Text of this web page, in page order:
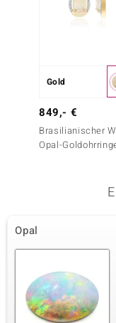
Gold
849,- €
Brasilianischer
Opal-
Opal